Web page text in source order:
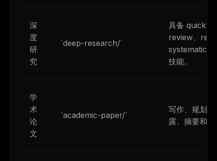
深
度
研
究
`deep-research/`
具备 quick
review、
systematic-
技能。
学
术
论
文
`academic-paper/`
写作、规划
露、摘要和